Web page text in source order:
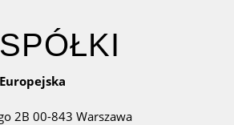
2B 00-843 Warszawa